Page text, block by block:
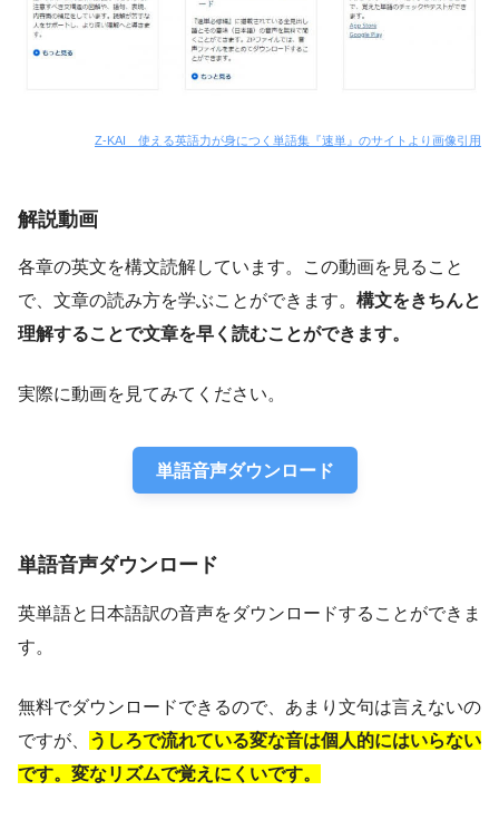
Z-KAI 使える英語力が身につく単語集『速単』のサイトより画像引用
解説動画
各章の英文を構文読解しています。この動画を見ること
で、文章の読み方を学ぶことができます。 構文をきちんと
理解することで文章を早く読むことができます。
実際に動画を見てみてください。
単語音声ダウンロード
単語音声ダウンロード
英単語と日本語訳の音声をダウンロードすることができま
す。
無料でダウンロードできるので、あまり文句は言えないの
ですが、
うしろで流れている変な音は個人的にはいらない
です。変なリズムで覚えにくいです。